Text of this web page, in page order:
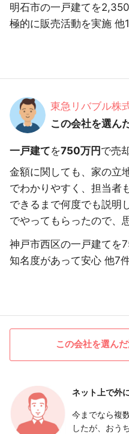
明石市の一戸建てを
極的に販売活動を実施 他
東急リバブル株
この会社を選ん
一戸建てを750万円 で売
金額に関しても、家の立
でわかりやすく、担当者
できるまで何度でも説明
でやってもらったので、
神戸市西区の一戸建てを
知名度があって安心 他7
この会社を選ん
ネット上で外
今までなら複
したが、おう